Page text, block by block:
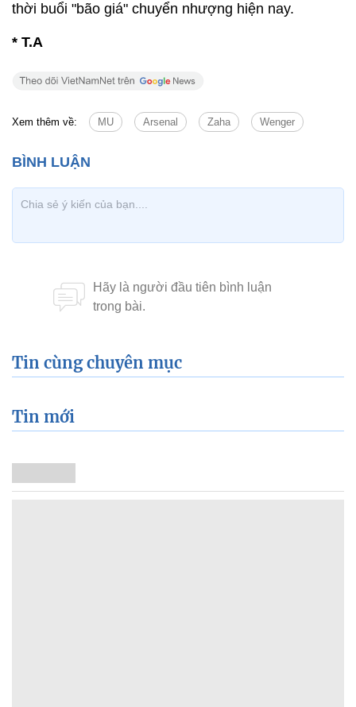
thời buổi "bão giá" chuyển nhượng hiện nay.
* T.A
Xem thêm về: MU Arsenal Zaha Wenger
Tin cùng chuyên mục
Tin mới